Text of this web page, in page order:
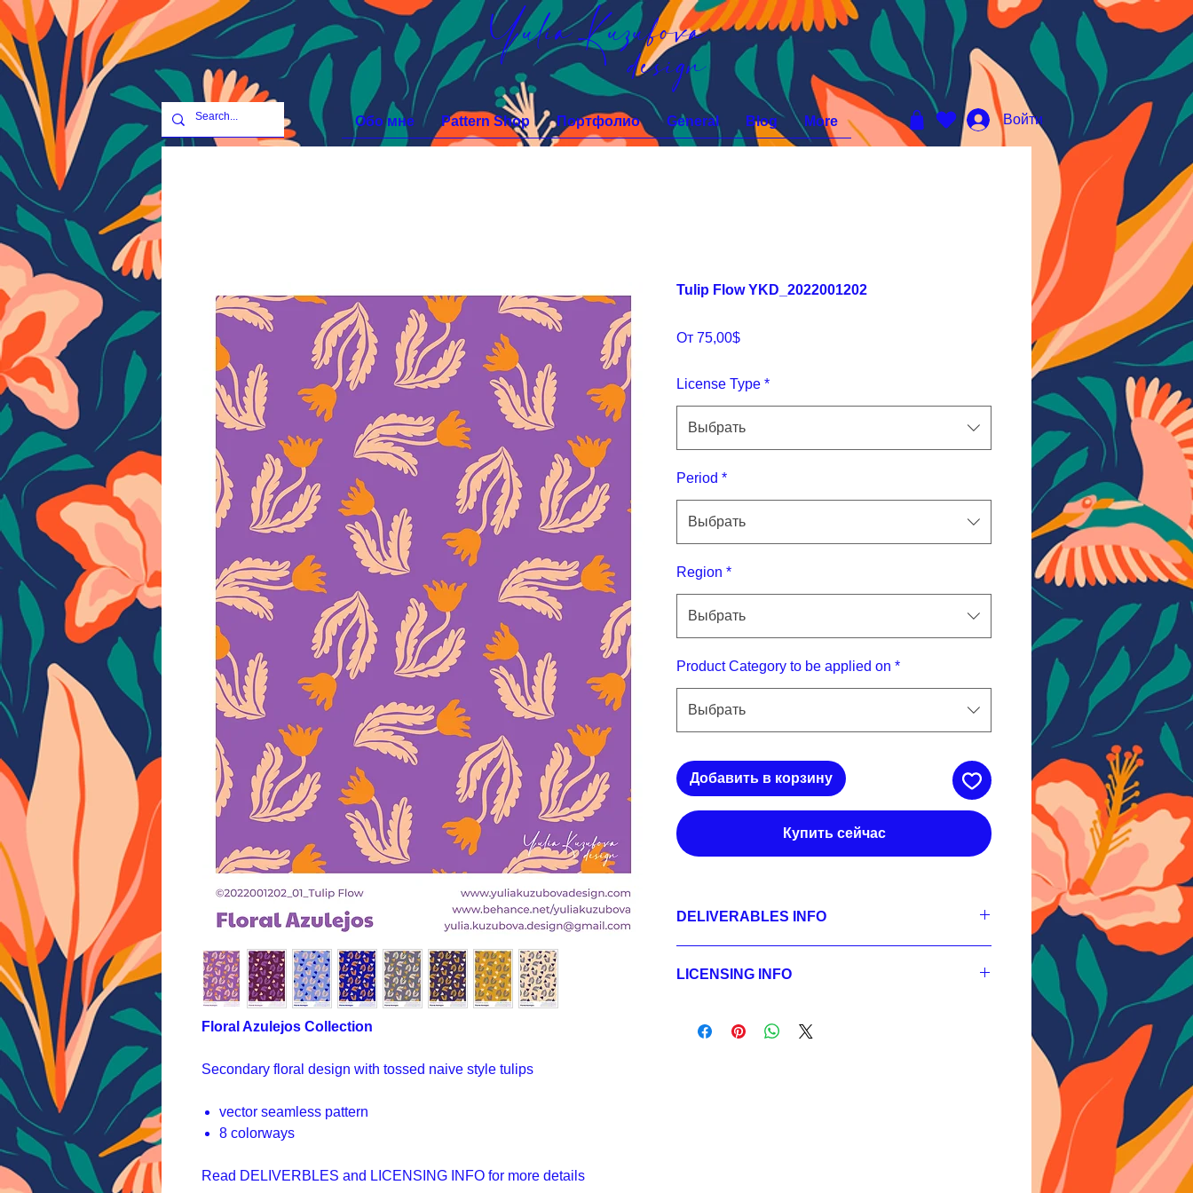
Yulia Kuzubova
design
Обо мне Pattern Shop Портфолио General Blog More Войти
Floral Azulejos Collection
Secondary floral design with tossed naive style tulips
vector seamless pattern
8 colorways
Read DELIVERBLES and LICENSING INFO for more details
Tulip Flow YKD_2022001202
От 75,00$Спеццена
License Type *
Выбрать
Period *
Выбрать
Region *
Выбрать
Product Category to be applied on *
Выбрать
Добавить в корзину
Купить сейчас
DELIVERABLES INFO
JPEG 3600x3600px, 300 dpi, RGB;
Buyout
LICENSING INFO
Licensing Terms